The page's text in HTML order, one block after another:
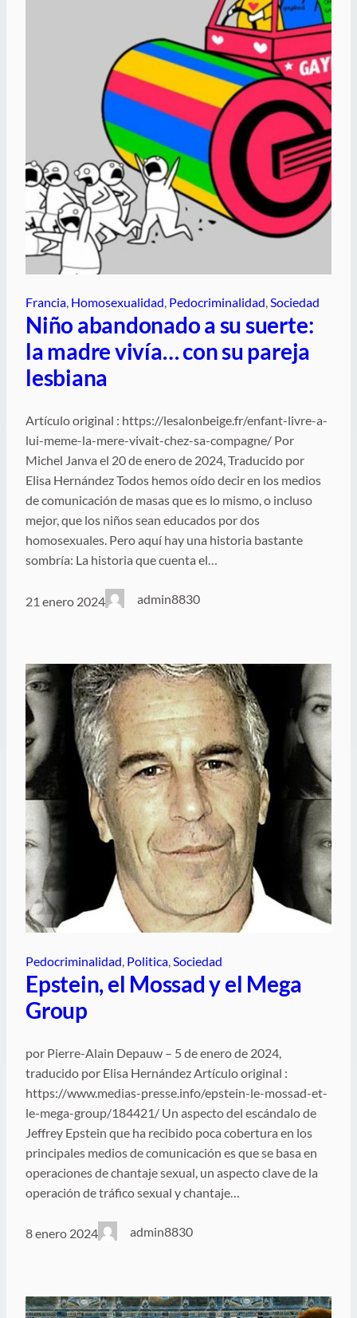
Francia, Homosexualidad, Pedocriminalidad, Sociedad
Niño abandonado a su suerte:
la madre vivía… con su pareja
lesbiana
Artículo original : https://lesalonbeige.fr/enfant-livre-a-
lui-meme-la-mere-vivait-chez-sa-compagne/ Por
Michel Janva el 20 de enero de 2024, Traducido por
Elisa Hernández Todos hemos oído decir en los medios
de comunicación de masas que es lo mismo, o incluso
mejor, que los niños sean educados por dos
homosexuales. Pero aquí hay una historia bastante
sombría: La historia que cuenta el…
21 enero 2024 admin8830
Pedocriminalidad Politica Sociedad
Epstein, el Mossad y el Mega
Group
por Pierre-Alain Depauw – 5 de enero de 2024,
traducido por Elisa Hernández Artículo original :
https://www.medias-presse.info/epstein-le-mossad-et-
le-mega-group/184421/ Un aspecto del escándalo de
Jeffrey Epstein que ha recibido poca cobertura en los
principales medios de comunicación es que se basa en
operaciones de chantaje sexual, un aspecto clave de la
operación de tráfico sexual y chantaje…
8 enero 2024 admin8830